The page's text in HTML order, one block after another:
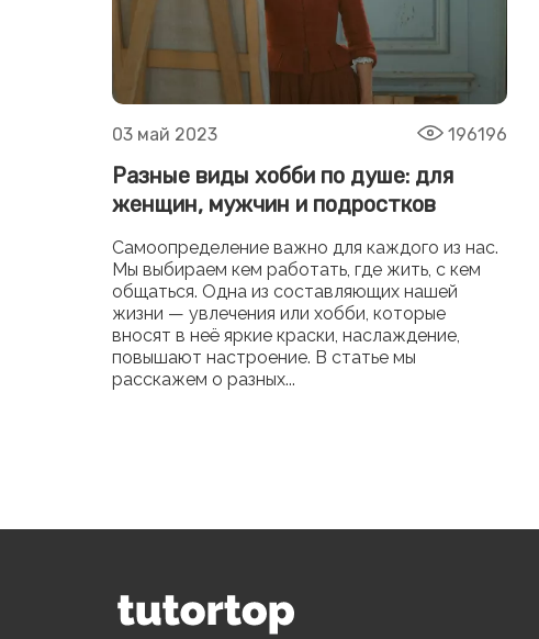
03 май 2023 196196
Разные виды хобби по душе: для
женщин, мужчин и подростков
Самоопределение важно для каждого из нас.
Мы выбираем кем работать, где жить, с кем
общаться. Одна из составляющих нашей
жизни — увлечения или хобби, которые
вносят в неё яркие краски, наслаждение,
повышают настроение. В статье мы
расскажем о разных...